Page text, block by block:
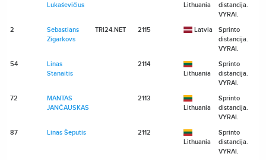
Lukaševičius
Lithuania
distancija.
VYRAI.
2
Sebastians
Zigarkovs
TRI24.NET 2115 Latvia
Sprinto
distancija.
VYRAI.
54
Linas
Stanaitis
2114
Lithuania
Sprinto
distancija.
VYRAI.
72
MANTAS
JANČAUSKAS
2113
Lithuania
Sprinto
distancija.
VYRAI.
87
Linas Šeputis
2112
Lithuania
Sprinto
distancija.
VYRAI.